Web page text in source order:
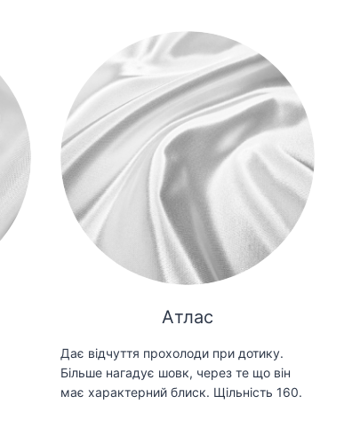
Атлас
Дає відчуття прохолоди при дотику.
Більше нагадує шовк, через те що він
має характерний блиск. Щільність 160.